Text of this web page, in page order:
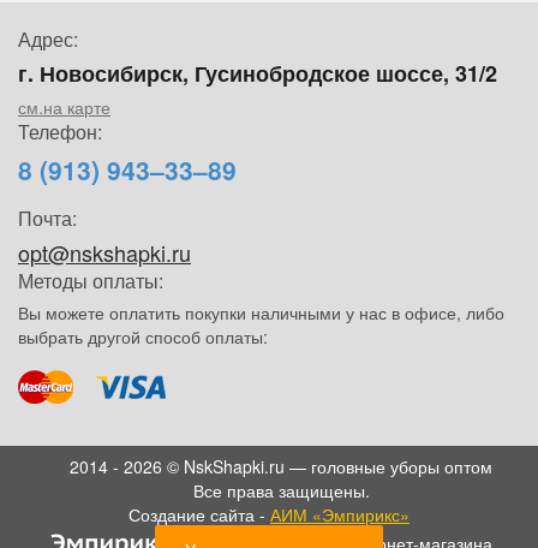
Адрес:
г. Новосибирск, Гусинобродское шоссе, 31/2
см.на карте
Телефон:
8 (913) 943–33–89
Почта:
opt@nskshapki.ru
Методы оплаты:
Вы можете оплатить покупки наличными у нас в офисе, либо
выбрать другой способ оплаты:
2014 - 2026 © NskShapki.ru — головные уборы оптом
Все права защищены.
Создание сайта - АИМ «Эмпирикс»
- SEO продвижение интернет-магазина